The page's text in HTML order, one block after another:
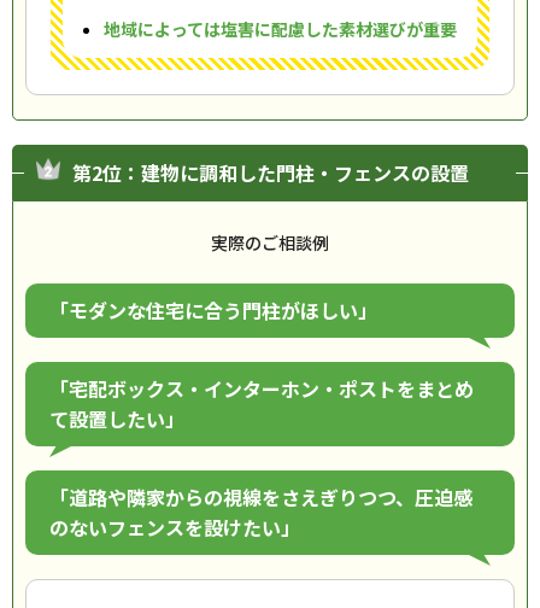
地域によっては塩害に配慮した素材選びが重要
第2位：建物に調和した門柱・フェンスの設置
実際のご相談例
「モダンな住宅に合う門柱がほしい」
「宅配ボックス・インターホン・ポストをまとめ
て設置したい」
「道路や隣家からの視線をさえぎりつつ、圧迫感
のないフェンスを設けたい」